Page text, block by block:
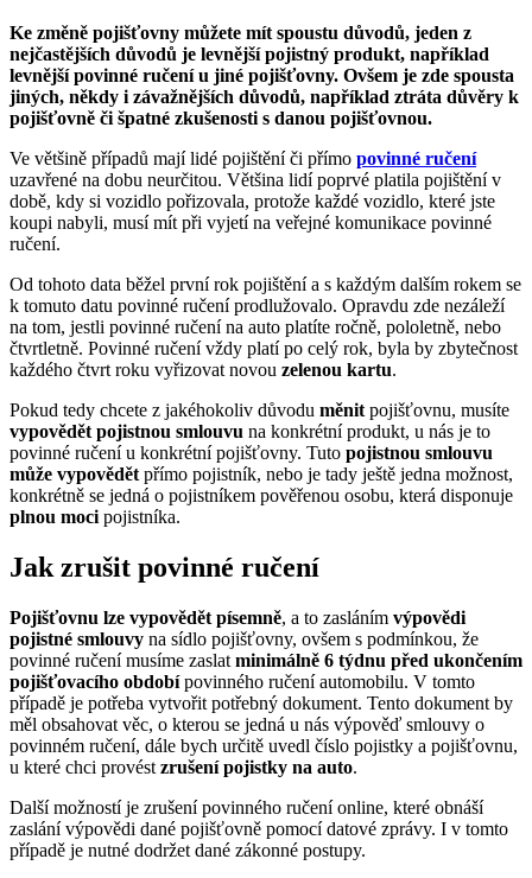
Ke změně pojišťovny můžete mít spoustu důvodů, jeden z
nejčastějších důvodů je levnější pojistný produkt, například
levnější povinné ručení u jiné pojišťovny. Ovšem je zde spousta
jiných, někdy i závažnějších důvodů, například ztráta důvěry k
pojišťovně či špatné zkušenosti s danou pojišťovnou.
Ve většině případů mají lidé pojištění či přímo povinné ručení
uzavřené na dobu neurčitou. Většina lidí poprvé platila pojištění v
době, kdy si vozidlo pořizovala, protože každé vozidlo, které jste
koupi nabyli, musí mít při vyjetí na veřejné komunikace povinné
ručení.
Od tohoto data běžel první rok pojištění a s každým dalším rokem se
k tomuto datu povinné ručení prodlužovalo. Opravdu zde nezáleží
na tom, jestli povinné ručení na auto platíte ročně, pololetně, nebo
čtvrtletně. Povinné ručení vždy platí po celý rok, byla by zbytečnost
každého čtvrt roku vyřizovat novou zelenou kartu.
Pokud tedy chcete z jakéhokoliv důvodu měnit pojišťovnu, musíte
vypovědět pojistnou smlouvu na konkrétní produkt, u nás je to
povinné ručení u konkrétní pojišťovny. Tuto pojistnou smlouvu
může vypovědět přímo pojistník, nebo je tady ještě jedna možnost,
konkrétně se jedná o pojistníkem pověřenou osobu, která disponuje
plnou moci pojistníka.
Jak zrušit povinné ručení
Pojišťovnu lze vypovědět písemně, a to zasláním výpovědi
pojistné smlouvy na sídlo pojišťovny, ovšem s podmínkou, že
povinné ručení musíme zaslat minimálně 6 týdnu před ukončením
pojišťovacího obdobípovinného ručení automobilu. V tomto
případě je potřeba vytvořit potřebný dokument. Tento dokument by
měl obsahovat věc, o kterou se jedná u nás výpověď smlouvy o
povinném ručení, dále bych určitě uvedl číslo pojistky a pojišťovnu,
u které chci provést zrušení pojistky na auto.
Další možností je zrušení povinného ručení online, které obnáší
zaslání výpovědi dané pojišťovně pomocí datové zprávy. I v tomto
případě je nutné dodržet dané zákonné postupy.